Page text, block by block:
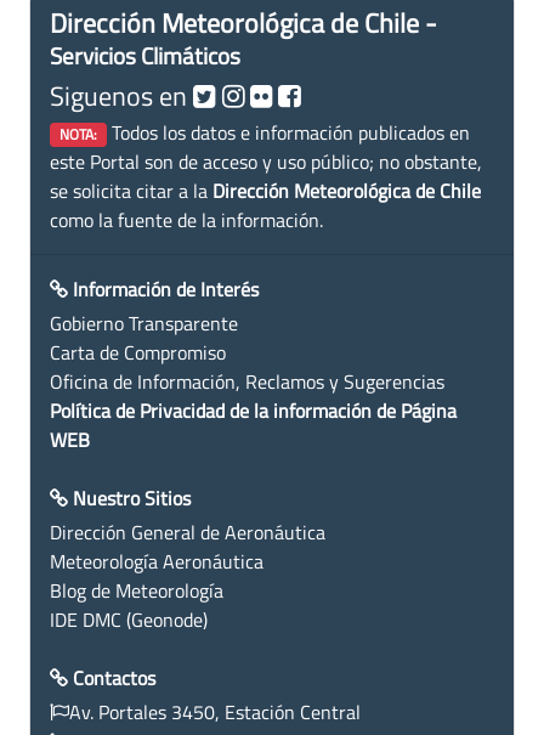
Dirección Meteorológica de Chile -
Servicios Climáticos
Siguenos en
NOTA: Todos los datos e información publicados en
este Portal son de acceso y uso público; no obstante,
se solicita citar a la Dirección Meteorológica de Chile
como la fuente de la información.
Información de Interés
Gobierno Transparente
Carta de Compromiso
Oficina de Información, Reclamos y Sugerencias
Política de Privacidad de la información de Página
WEB
Nuestro Sitios
Dirección General de Aeronáutica
Meteorología Aeronáutica
Blog de Meteorología
IDE DMC (Geonode)
Contactos
Av. Portales 3450, Estación Central